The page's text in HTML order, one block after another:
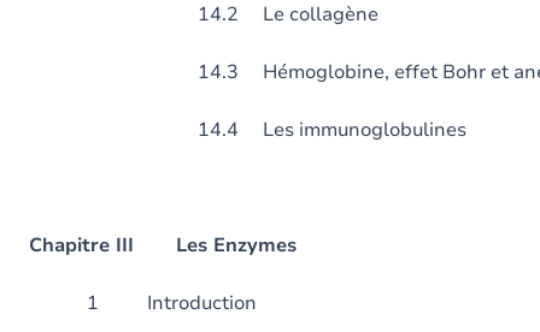
14.2 Le collagène
14.3 Hémoglobine, effet Bohr et
14.4 Les immunoglobulines
Chapitre III Les Enzymes
1